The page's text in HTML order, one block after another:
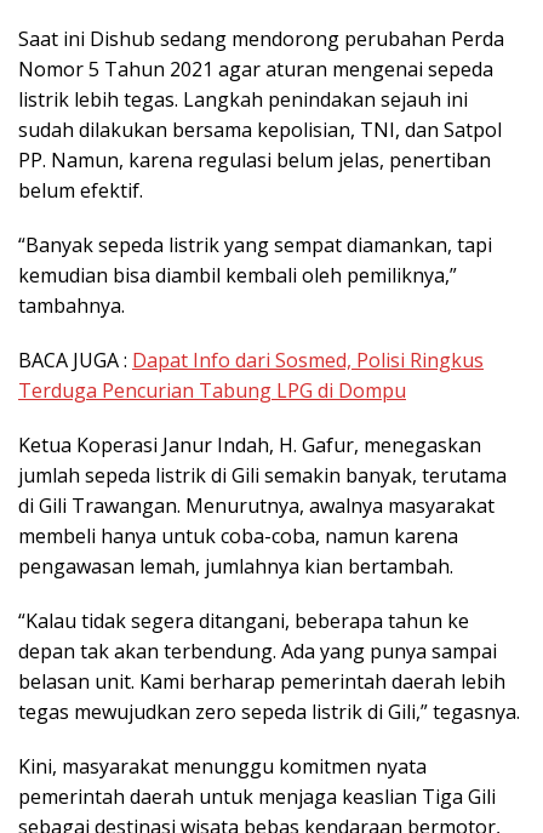
Saat ini Dishub sedang mendorong perubahan Perda
Nomor 5 Tahun 2021 agar aturan mengenai sepeda
listrik lebih tegas. Langkah penindakan sejauh ini
sudah dilakukan bersama kepolisian, TNI, dan Satpol
PP. Namun, karena regulasi belum jelas, penertiban
belum efektif.
“Banyak sepeda listrik yang sempat diamankan, tapi
kemudian bisa diambil kembali oleh pemiliknya,”
tambahnya.
BACA JUGA : Dapat Info dari Sosmed, Polisi Ringkus
Terduga Pencurian Tabung LPG di Dompu
Ketua Koperasi Janur Indah, H. Gafur, menegaskan
jumlah sepeda listrik di Gili semakin banyak, terutama
di Gili Trawangan. Menurutnya, awalnya masyarakat
membeli hanya untuk coba-coba, namun karena
pengawasan lemah, jumlahnya kian bertambah.
“Kalau tidak segera ditangani, beberapa tahun ke
depan tak akan terbendung. Ada yang punya sampai
belasan unit. Kami berharap pemerintah daerah lebih
tegas mewujudkan zero sepeda listrik di Gili,” tegasnya.
Kini, masyarakat menunggu komitmen nyata
pemerintah daerah untuk menjaga keaslian Tiga Gili
sebagai destinasi wisata bebas kendaraan bermotor,